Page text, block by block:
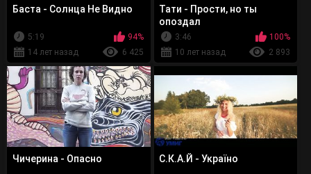
Баста - Солнца Не Видно
5:19
94%
14 лет назад
6 425
Тати - Прости, но ты
опоздал
3:46
100%
10 лет назад
2 893
Чичерина - Опасно С.К.А.Й - Україно